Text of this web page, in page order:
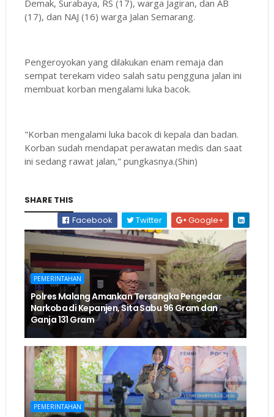
Demak, Surabaya, RS (17), warga Jagiran, dan AB
(17), dan NAJ (16) warga Jalan Semarang.
Pengeroyokan yang dilakukan enam remaja dan
sempat terekam video salah satu pengguna jalan ini
membuat korban mengalami luka bacok.
"Korban mengalami luka bacok di kepala dan badan.
Korban sudah mendapat perawatan medis dan saat
ini sedang rawat jalan," pungkasnya.(Shin)
SHARE THIS
Facebook
Twitter Google+
PEMERINTAHAN
Polres Malang Amankan Tersangka Pengedar
Narkoba di Kepanjen, Sita Sabu 96 Gram dan
Ganja 131 Gram
PEMERINTAHAN